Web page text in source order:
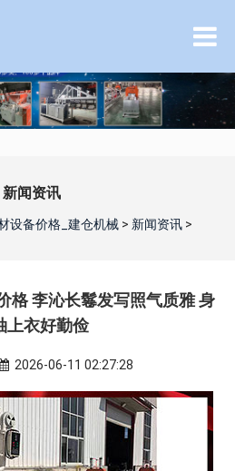
新闻资讯
设备价格_建仓机械 > 新闻资讯 >
格 李沁长鬈发写照气质雅 身
上衣好勤俭
2026-06-11 02:27:28